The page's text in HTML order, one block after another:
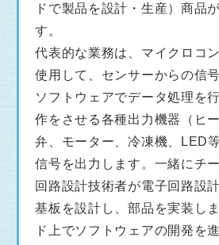
ドで製品を設計・生産）商品
す。
代表的な業務は、マイクロコ
使用して、センサーからの信
ソフトウェアでデータ処理を
作をさせる各種出力機器（ヒ
弁、モーター、冷凍機、LED
信号を出力します。一緒にチ
回路設計技術者が電子回路設
基板を設計し、部品を実装し
ド上でソフトウェアの開発を